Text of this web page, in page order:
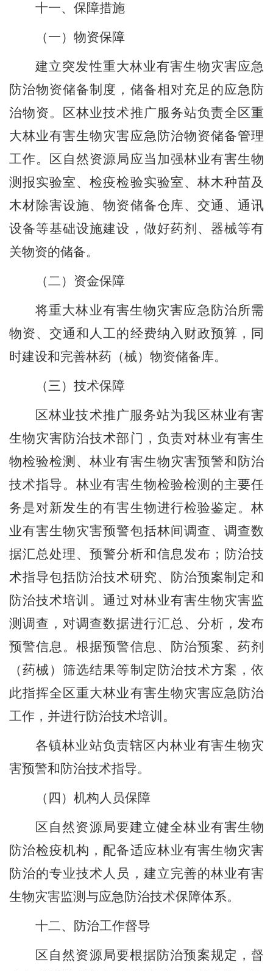
十一、保障措施
（一）物资保障
建立突发性重大林业有害生物灾害应急
防治物资储备制度，储备相对充足的应急防
治物资。
区林业技术推广服务站负责全区重
大林业有害生物灾害应急防治物资储备管理
工作。
区自然资源局应当加强林业有害生物
测报实验室、检疫检验实验室、林木种苗及
木材除害设施、物资储备仓库、交通、通讯
设备等基础设施建设，做好药剂、器械等有
关物资的储备。
（二）资金保障
将重大林业有害生物灾害应急防治所需
物资、交通和人工的经费纳入财政预算，同
时建设和完善林药（械）物资储备库。
（三）技术保障
区林业技术推广服务站为我区林业有害
生物灾害防治技术部门 ，负责对林业有害生
物检验检测、林业有害生物灾害预警和防治
技术指导。林业有害生物检验检测的主要任
务是对新发生的有害生物进行检验鉴定。林
业有害生物灾害预警包括林间调查、调查数
据汇总处理、预警分析和信息发布；防治技
术指导包括防治技术研究、防治预案制定和
防治技术培训。通过对林业有害生物灾害监
测调查，对调查数据进行汇总、分析，发布
预警信息。根据预警信息、防治预案、药剂
（药械）筛选结果等制定防治技术方案，依
此指挥全区重大林业有害生物灾害应急防治
工作，并进行防治技术培训。
各镇林业站负责辖区内林业有害生物灾
害预警和防治技术指导。
（四）机构人员保障
区自然资源局要建立健全林业有害生物
防治检疫机构，配备适应林业有害生物灾害
防治的专业技术人员，建立完善的林业有害
生物灾害监测与应急防治技术保障体系。
十二、防治工作督导
区自然资源局要根据防治预案规定，督